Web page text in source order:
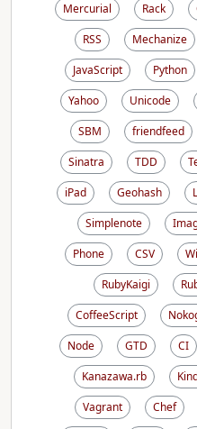
Mercurial
Rack
RSS
Mechanize
JavaScript
Python
Yahoo
Unicode
SBM
friendfeed
Sinatra
TDD
iPad
Geohash
Simplenote
Phone
CSV
RubyKaigi
CoffeeScript
Node
GTD CI
Kanazawa.rb
Vagrant
Chef